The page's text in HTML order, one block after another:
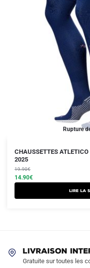
Rupture
CHAUSSETTES
2025
19.90€
Le
prix
initial
était :
14.90€
Le
prix
actuel
est :
Lire la
LIVRAISON
Gratuite sur toutes les